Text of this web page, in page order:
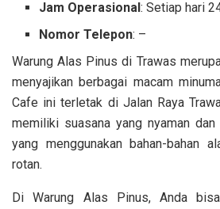
Jam Operasional: Setiap hari
Nomor Telepon: –
Warung Alas Pinus di Trawas
menyajikan berbagai macam
Cafe ini terletak di Jalan Raya
memiliki suasana yang nyaman
yang menggunakan bahan-bahan
rotan.
Di Warung Alas Pinus, Anda